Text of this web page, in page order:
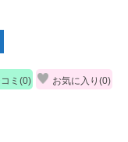
ミ(0) お気に入り(0)